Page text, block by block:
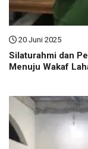
20 Juni 2025
Silaturahmi dan
Menuju Wakaf